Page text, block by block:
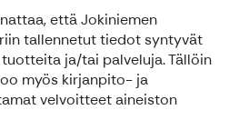
että Jokiniemen
tallennetut tiedot syntyvät
ja/tai palveluja. Tällöin
myös kirjanpito- ja
velvoitteet aineiston